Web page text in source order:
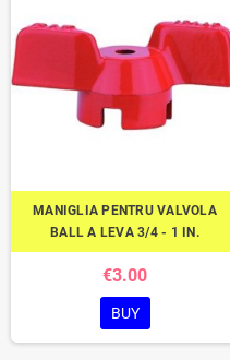
MANIGLIA PENTRU VALVOLA
BALL A LEVA 3/4 - 1 IN.
€3.00
BUY